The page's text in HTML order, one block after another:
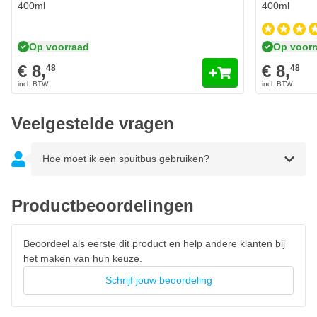
400ml
Op voorraad
€ 8,48
400ml
Op
€ 8,48
Veelgestelde vragen
Hoe moet ik een spuitbus gebruiken?
Productbeoordelingen
Beoordeel als eerste dit product en help andere klanten bij
het maken van hun keuze.
Schrijf jouw beoordeling